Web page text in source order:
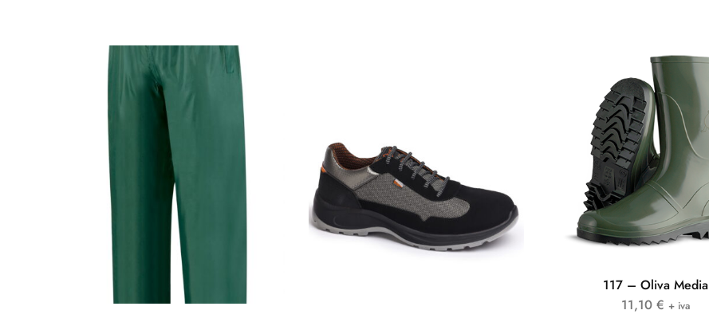
117 – Oliva Media
11,10 € + iva